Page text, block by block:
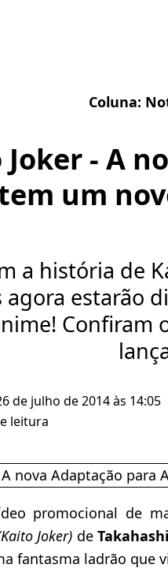
Coluna:
- A
um
a história de
agora estarão
Confiram
de julho de 2014 às 14:05
leitura
promocional de
Joker) deTakahashi
fantasma ladrão que